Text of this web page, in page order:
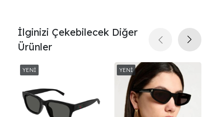
İlginizi Çekebilecek Diğer
Ürünler